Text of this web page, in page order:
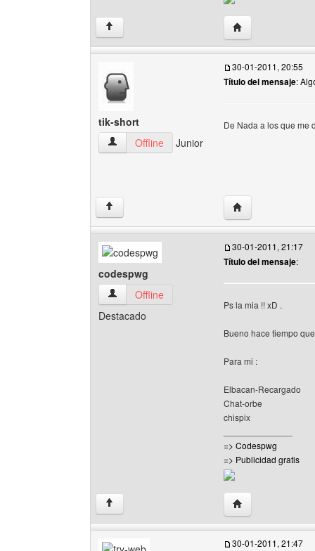
↑ Visitar sitio web
tik-short
tik-short Ver perfil del usuario
Offline Junior
30-01-2011, 20:55
Título del mensaje:
De Nada a los que me
↑ Visitar sitio web
codespwg
codespwg Ver perfil del usuario
Offline
Destacado
30-01-2011, 21:17
Título del mensaje:
Ps la mia !! xD .
Bueno hace tiempo
Para mi :
Elbacan-Recargado
Chat-orbe
chispix
=> Codespwg
=> Publicidad gratis
↑ Visitar sitio web
30-01-2011, 21:47